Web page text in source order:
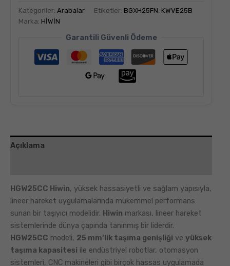
Kategoriler: Arabalar Etiketler: BGXH25FN, KWVE25B
Marka: HİWİN
Garantili Güvenli Ödeme
Açıklama
HGW25CC Hiwin, yüksek hassasiyetli ve sağlam yapısıyla,
lineer hareket uygulamalarında mükemmel performans
sunan bir taşıyıcı modelidir. Hiwin markası, lineer hareket
sistemlerinde dünya çapında tanınmış bir liderdir.
HGW25CC modeli, 25 mm’lik taşıma genişliği ve yüksek
taşıma kapasitesi ile endüstriyel robotlar, otomasyon
sistemleri, CNC makineleri gibi birçok hassas uygulamada